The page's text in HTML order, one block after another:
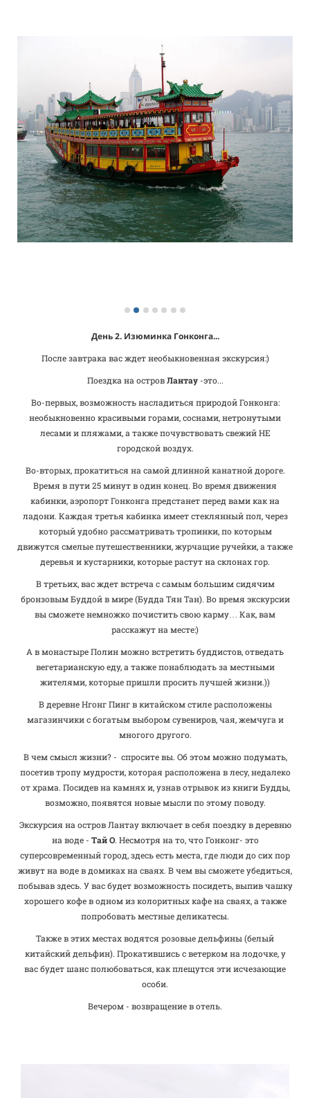
День 2. Изюминка Гонконга...
После завтрака вас ждетнеобыкновенная экскурсия:)
Поездка на островЛантау-это...
Во-первых, возможность насладиться природой Гонконга:
необыкновенно красивыми горами, соснами, нетронутыми
лесами и пляжами, а также почувствовать свежий НЕ
городской воздух.
Во-вторых, прокатиться на самой длинной канатной дороге.
Время в пути 25 минут в один конец. Во время движения
кабинки, аэропорт Гонконга предстанет перед вами как на
ладони. Каждая третья кабинка имеет стеклянный пол, через
который удобно рассматривать тропинки, по которым
движутся смелые путешественники, журчащие ручейки, а также
деревья и кустарники, которые растут на склонах гор.
В третьих, вас ждет встреча с самым большим сидячим
бронзовым Буддой в мире (Будда Тян Тан). Во время экскурсии
вы сможете немножко почистить свою карму… Как, вам
расскажут на месте:)
А в монастыре Полин можно встретить буддистов, отведать
вегетарианскую еду, а также понаблюдать за местными
жителями, которые пришли просить лучшей жизни.))
В деревне Нгонг Пинг в китайском стиле расположены
магазинчики с богатым выбором сувениров, чая, жемчуга и
многого другого.
В чем смысл жизни? - спросите вы. Об этом можно подумать,
посетив тропу мудрости, которая расположена в лесу, недалеко
от храма. Посидев на камнях и, узнав отрывок из книги Будды,
возможно, появятся новые мысли по этому поводу.
Экскурсия на остров Лантау включает в себя поездку в деревню
на воде - Тай О. Несмотря на то, что Гонконг- это
суперсовременный город, здесь есть места, где люди до сих пор
живут на воде в домиках на сваях. В чем вы сможете убедиться,
побывав здесь. У вас будет возможность посидеть, выпив чашку
хорошего кофе в одном из колоритных кафе на сваях, а также
попробовать местные деликатесы.
Также в этих местах водятся розовые дельфины (белый
китайский дельфин). Прокатившись с ветерком на лодочке, у
вас будет шанс полюбоваться, как плещутся эти исчезающие
особи.
Вечером - возвращение в отель.